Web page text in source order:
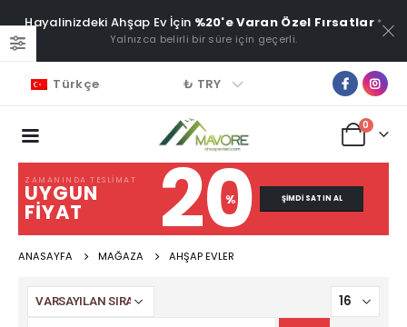
Hayalinizdeki Ahşap Ev İçin %20'e Varan Özel Fırsatlar *
Yalnızca belirli bir süre için geçerli.
Türkçe ₺ TRY
0
ZAMANINDA TESLIMAT
UYGUN
FIYAT 20
% ŞIMDI SATIN AL
ANASAYFA MAĞAZA AHŞAP EVLER